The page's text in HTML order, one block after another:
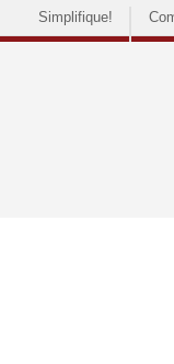
Simplifique!